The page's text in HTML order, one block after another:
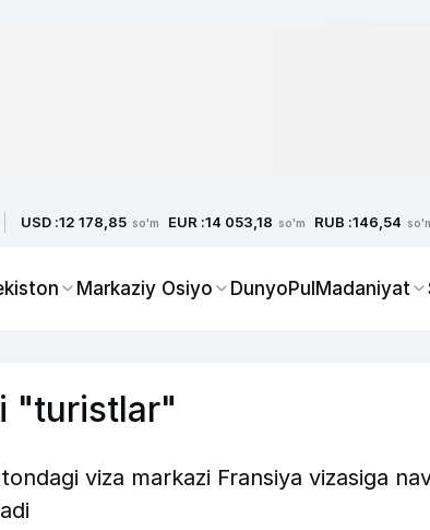
USD :12 178,85 so'm EUR :14 053,18 so'm RUB :146,54
Markaziy Osiyo DunyoPulMadaniyat
"turistlar"
viza markazi Fransiya vizasiga